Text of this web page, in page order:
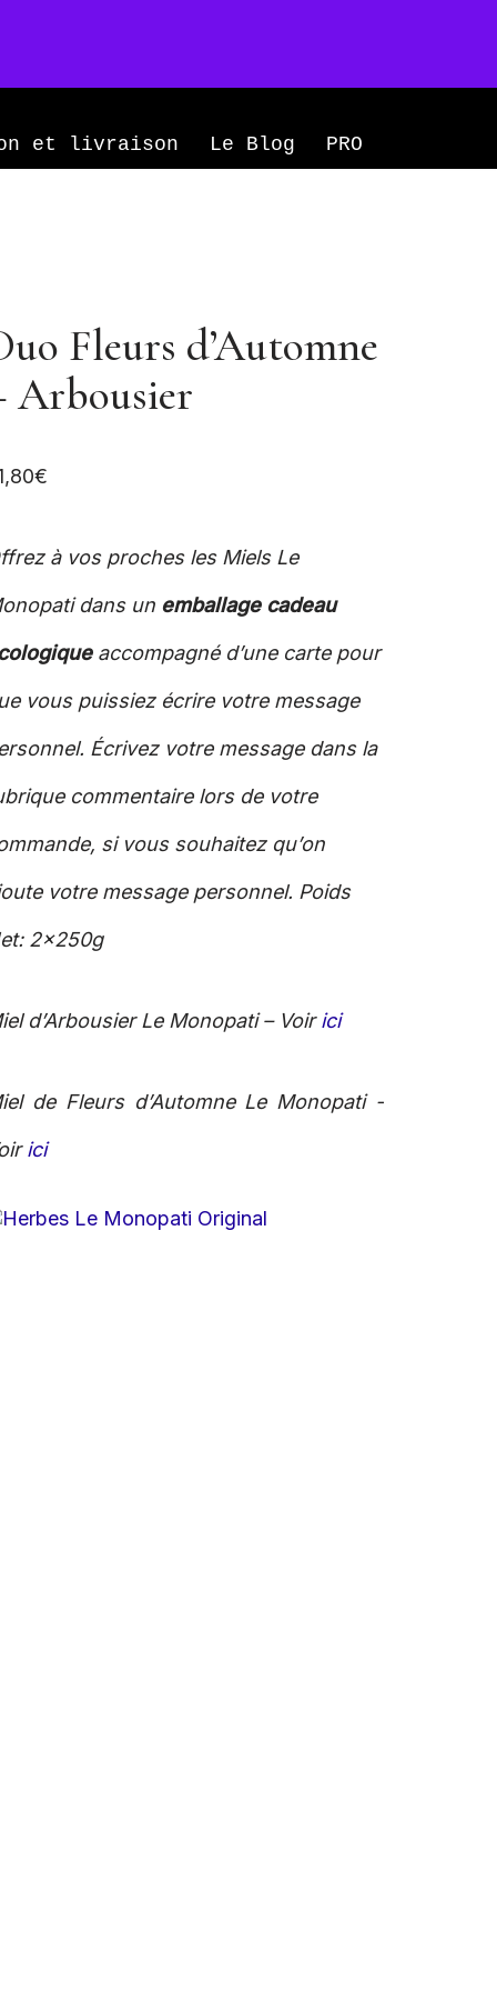
et livraison Le Blog PRO
Fleurs d’Automne
Arbousier
€
à vos proches les Miels Le
dans un emballage cadeau
accompagné d’une carte pour
vous puissiez écrire votre message
Écrivez votre message dans la
commentaire lors de votre
si vous souhaitez qu’on
votre message personnel. Poids
2x250g
d’Arbousier Le Monopati – Voirici
de Fleurs d’Automne Le Monopati -
ici